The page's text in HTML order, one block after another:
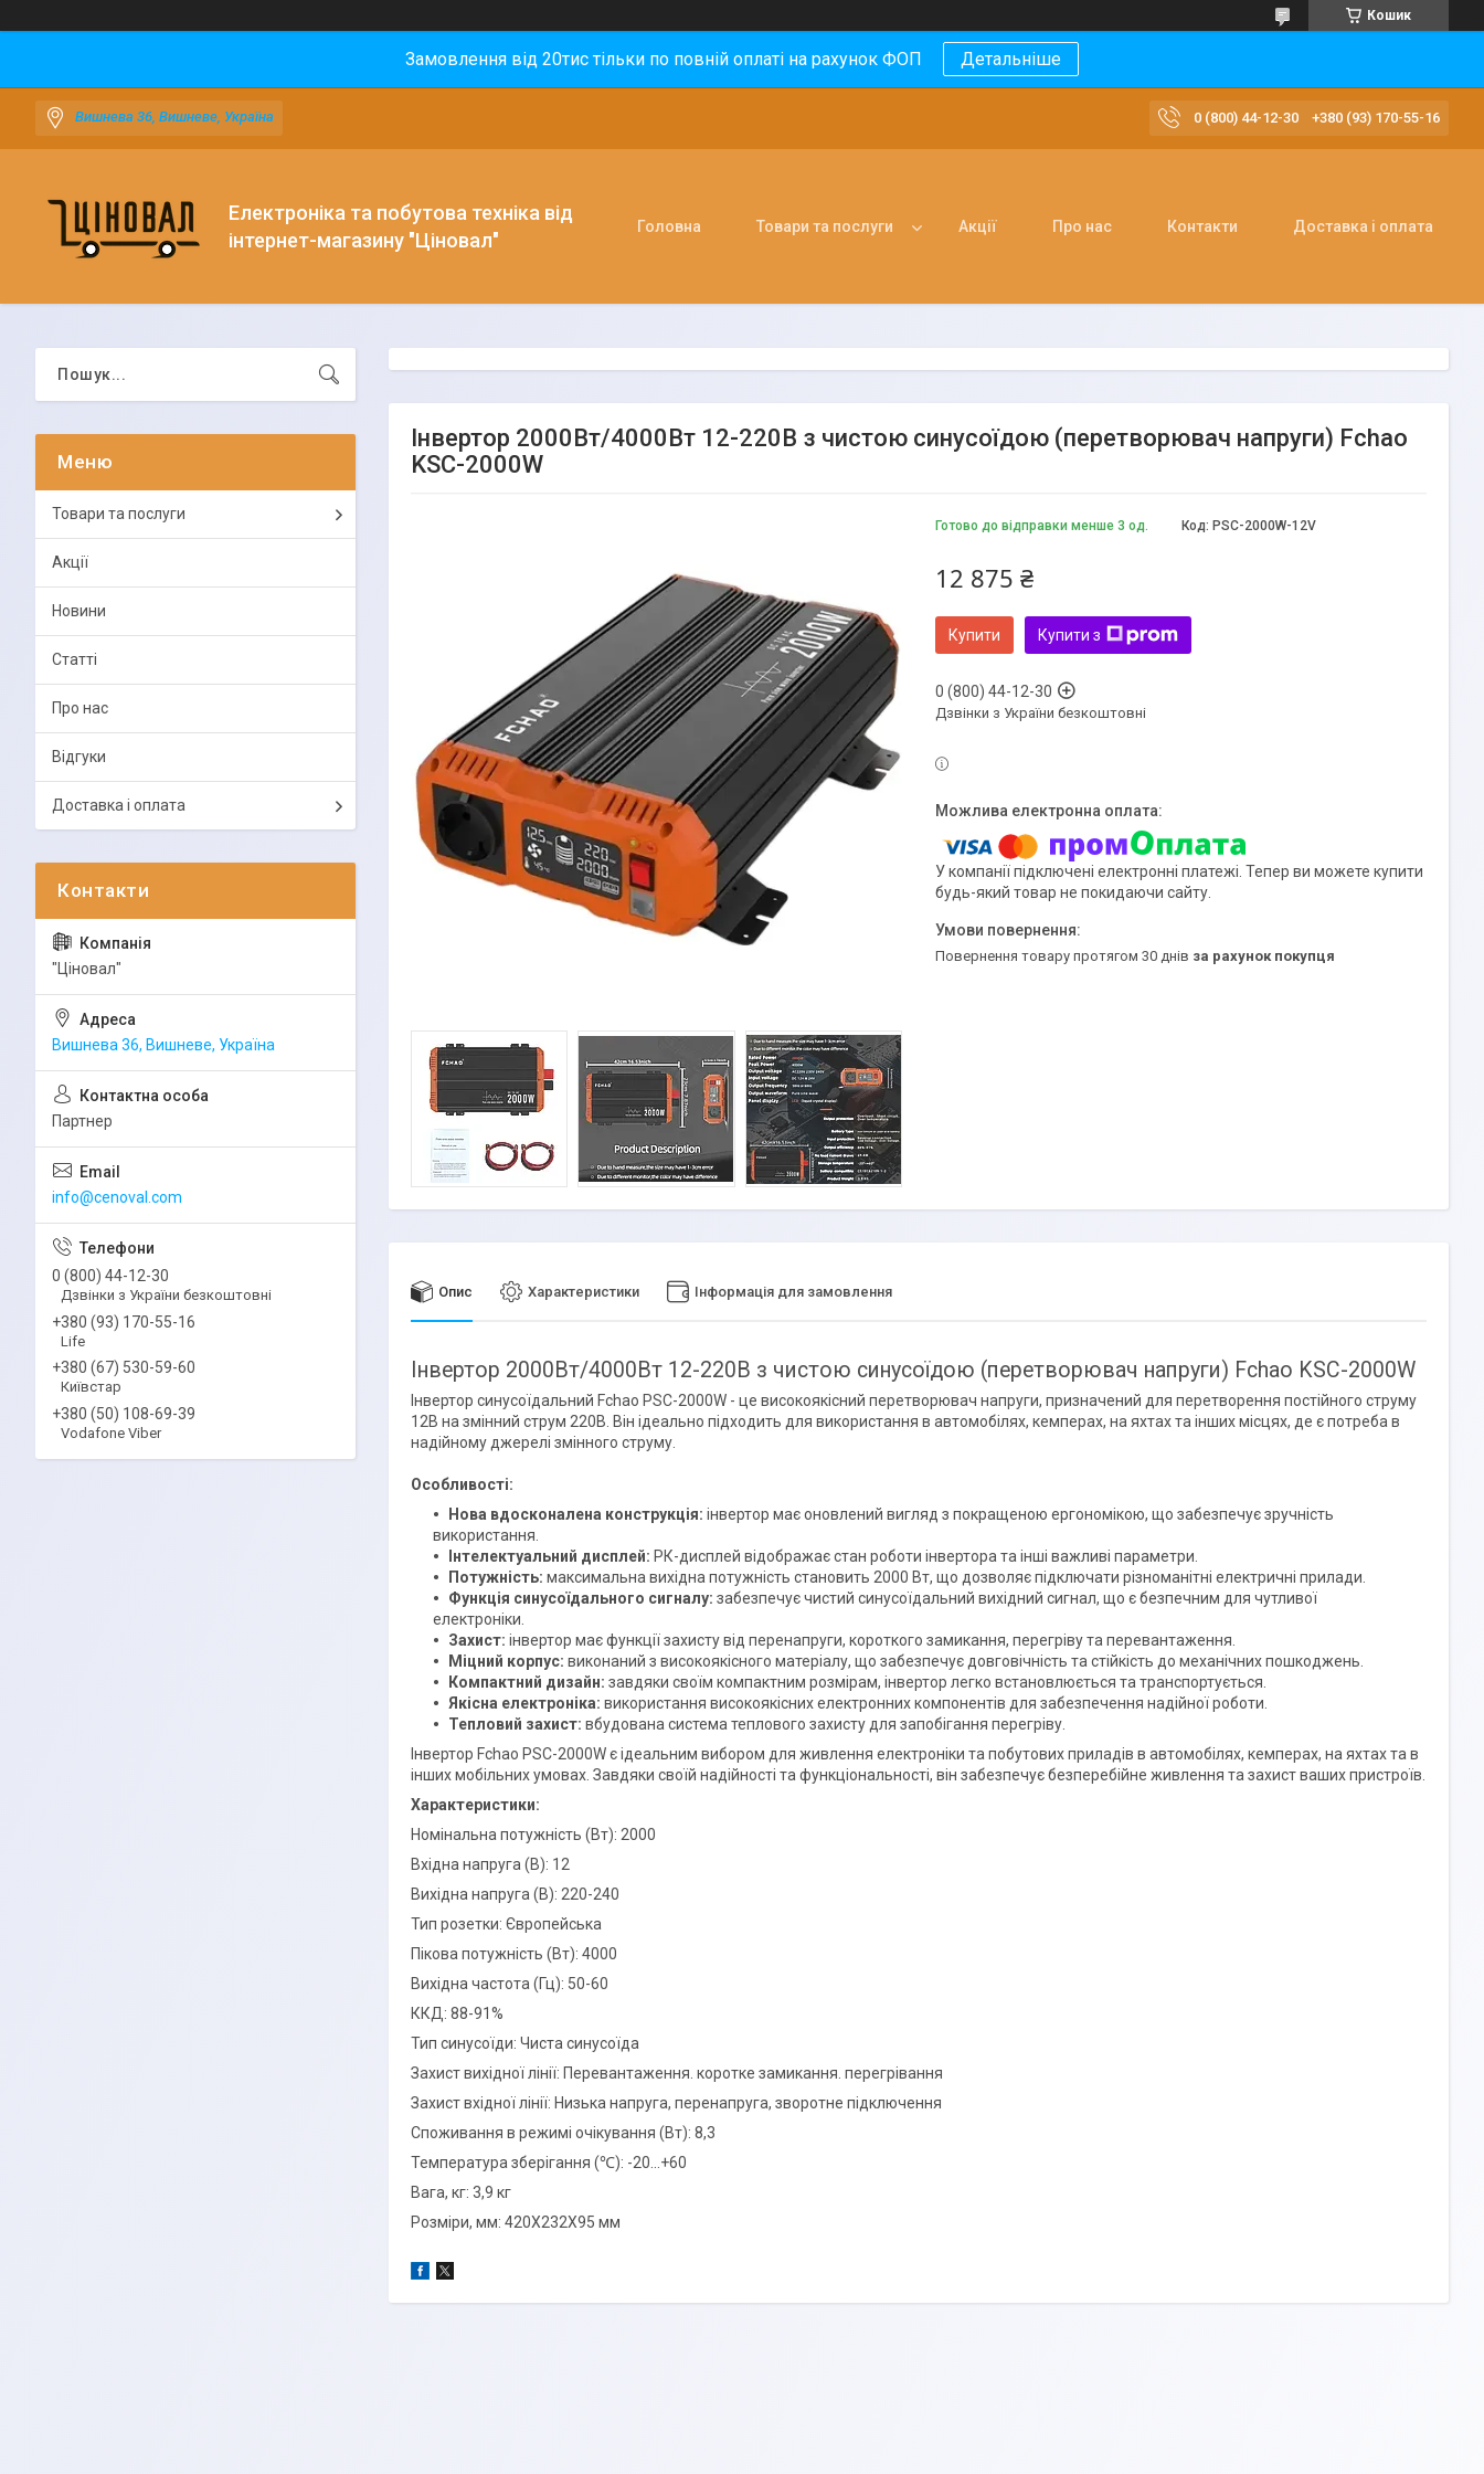
Кошик
Замовлення від 20тис тільки по повній оплаті на рахунок ФОП Детальніше
Вишнева 36, Вишневе, Україна 0 (800) 44-12-30 +380 (93) 170-55-16
Електроніка та побутова техніка від
інтернет-магазину "Ціновал"
Головна Товари та послуги Акції Про нас Контакти Доставка і оплата
Інвертор 2000Вт/4000Вт 12-220В з чистою синусоїдою (перетворювач напруги) Fchao
KSC-2000W
Готово до відправки менше 3 од. Код: PSC-2000W-12V
12 875 ₴
Купити Купити з
0 (800) 44-12-30
Дзвінки з України безкоштовні
У компанії підключені електронні платежі. Тепер ви можете купити
будь-який товар не покидаючи сайту.
повернення товару протягом 30 днів за рахунок покупця
Опис Характеристики Інформація для замовлення
Інвертор 2000Вт/4000Вт 12-220В з чистою синусоїдою (перетворювач напруги) Fchao KSC-2000W
Інвертор синусоїдальний Fchao PSC-2000W - це високоякісний перетворювач напруги, призначений для перетворення постійного струму
12В на змінний струм 220В. Він ідеально підходить для використання в автомобілях, кемперах, на яхтах та інших місцях, де є потреба в
надійному джерелі змінного струму.
Особливості:
Нова вдосконалена конструкція: інвертор має оновлений вигляд з покращеною ергономікою, що забезпечує зручність
використання.
Інтелектуальний дисплей: РК-дисплей відображає стан роботи інвертора та інші важливі параметри.
Потужність: максимальна вихідна потужність становить 2000 Вт, що дозволяє підключати різноманітні електричні прилади.
Функція синусоїдального сигналу: забезпечує чистий синусоїдальний вихідний сигнал, що є безпечним для чутливої
електроніки.
Захист: інвертор має функції захисту від перенапруги, короткого замикання, перегріву та перевантаження.
Міцний корпус: виконаний з високоякісного матеріалу, що забезпечує довговічність та стійкість до механічних пошкоджень.
Компактний дизайн: завдяки своїм компактним розмірам, інвертор легко встановлюється та транспортується.
Якісна електроніка: використання високоякісних електронних компонентів для забезпечення надійної роботи.
Тепловий захист: вбудована система теплового захисту для запобігання перегріву.
Інвертор Fchao PSC-2000W є ідеальним вибором для живлення електроніки та побутових приладів в автомобілях, кемперах, на яхтах та в
інших мобільних умовах. Завдяки своїй надійності та функціональності, він забезпечує безперебійне живлення та захист ваших пристроїв.
Характеристики:
Номінальна потужність (Вт): 2000
Вхідна напруга (В): 12
Вихідна напруга (В): 220-240
Тип розетки: Європейська
Пікова потужність (Вт): 4000
Вихідна частота (Гц): 50-60
ККД: 88-91%
Тип синусоїди: Чиста синусоїда
Захист вихідної лінії: Перевантаження. коротке замикання. перегрівання
Захист вхідної лінії: Низька напруга, перенапруга, зворотне підключення
Споживання в режимі очікування (Вт): 8,3
Температура зберігання (℃): -20...+60
Вага, кг: 3,9 кг
Розміри, мм: 420Х232Х95 мм
Товари та послуги
Акції
Новини
Статті
Про нас
Відгуки
Доставка і оплата
"Ціновал"
Вишнева 36, Вишневе, Україна
Партнер
info@cenoval.com
0 (800) 44-12-30
Дзвінки з України безкоштовні
+380 (93) 170-55-16
Life
+380 (67) 530-59-60
Київстар
+380 (50) 108-69-39
Vodafone Viber